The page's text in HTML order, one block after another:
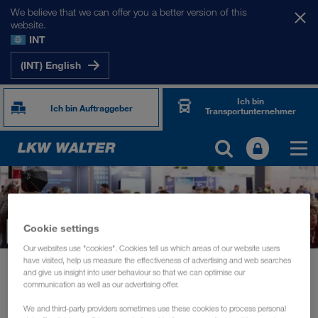
We believe that we can offer you a better version of this
website.
INT
(INT) English
Ich bin Auftraggeber
Ich bin
Transportunternehmer
News TransLogistica Romania 2026
Cookie settings
Our websites use "cookies". Cookies tell us which areas of our website users
have visited, help us measure the effectiveness of advertising and web searches
and give us insight into user behaviour so that we can optimise our
communication as well as our advertising offer.
We and third-party providers sometimes use these cookies to process personal